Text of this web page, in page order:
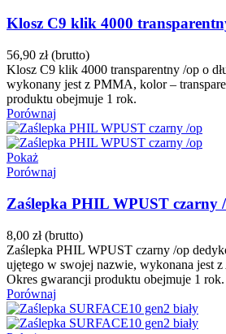
Klosz C9 klik 4000
56,90 zł (brutto)
Klosz C9 klik 4000 transparentny /op o
wykonany jest z PMMA, kolor –
produktu obejmuje 1 rok.
Porównaj
Pokaż
Porównaj
Zaślepka PHIL WPUST czarny
8,00 zł (brutto)
Zaślepka PHIL WPUST czarny /op
ujętego w swojej nazwie, wykonana jest
Okres gwarancji produktu obejmuje 1 rok.
Porównaj